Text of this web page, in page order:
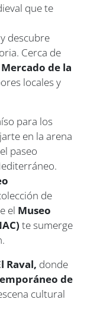
que te
y descubre
Cerca de
Mercado de la
locales y
para los
en la arena
paseo
de
el Museo
te sumerge
Raval, donde
de
cultural